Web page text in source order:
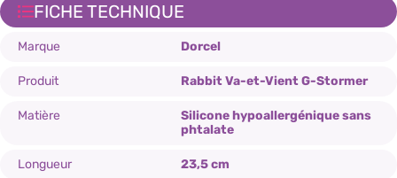
FICHE TECHNIQUE
Marque Dorcel
Produit Rabbit Va-et-Vient G-Stormer
Matière
Silicone hypoallergénique sans
phtalate
Longueur 23,5 cm